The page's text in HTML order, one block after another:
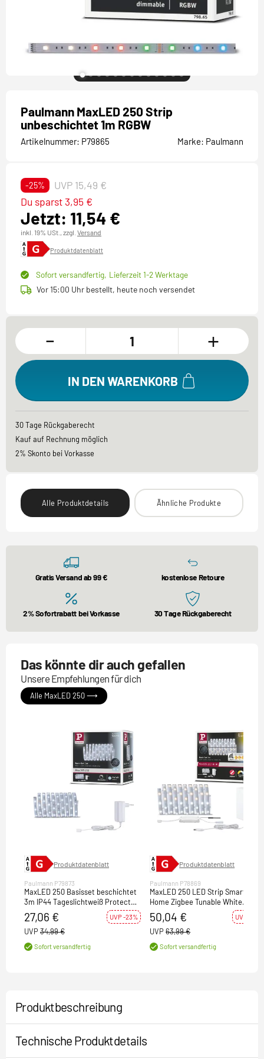
Paulmann MaxLED 250 Strip
unbeschichtet 1m RGBW
Artikelnummer: P79865 Marke: Paulmann
-25% UVP 15,49 €
Jetzt: 11,54 €
Du sparst 3,95 €
inkl. 19% USt., zzgl. Versand
Produktdatenblatt
Sofort versandfertig, Lieferzeit 1-2 Werktage
Vor 15:00 Uhr bestellt, heute noch versendet
- +
IN DEN WARENKORB
30 Tage Rückgaberecht
Kauf auf Rechnung möglich
2% Skonto bei Vorkasse
Alle Produktdetails Ähnliche Produkte
Gratis Versand ab 99 € kostenlose Retoure
2% Sofortrabatt bei Vorkasse 30 Tage Rückgaberecht
Das könnte dir auch gefallen
Unsere Empfehlungen für dich
Alle MaxLED 250 ⟶
Produktdatenblatt
Paulmann P79873
MaxLED 250 Basisset beschichtet
3m IP44 Tageslichtweiß Protect
Cover
27,06 € UVP -23%
UVP 34,99 €
Sofort versandfertig
Produktdatenblatt
Paulmann P78869
MaxLED 250 LED Strip Smart
Home Zigbee Tunable White
beschichtet Basisset 3m IP44 12W
810lm 30LEDs/m Tunable White
36VA
50,04 € UVP -22%
UVP 63,99 €
Sofort versandfertig
Produktbeschreibung
Technische Produktdetails